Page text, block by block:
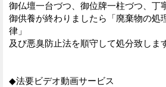
御仏壇一台づつ、御位牌一柱づつ、丁
御供養が終わりましたら「廃棄物の処
律」
及び悪臭防止法を順守して処分致しま
◆法要ビデオ動画サービス